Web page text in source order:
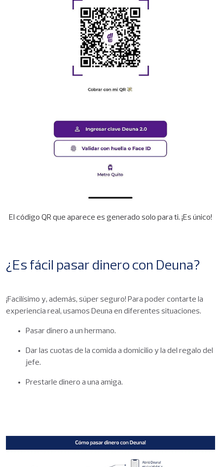
El código QR que aparece es generado solo para ti. ¡Es único!
¿Es fácil pasar dinero con Deuna?
¡Facilísimo y, además, súper seguro! Para poder contarte la
experiencia real, usamos Deuna en diferentes situaciones.
Pasar dinero a un hermano.
Dar las cuotas de la comida a domicilio y la del regalo del
jefe.
Prestarle dinero a una amiga.